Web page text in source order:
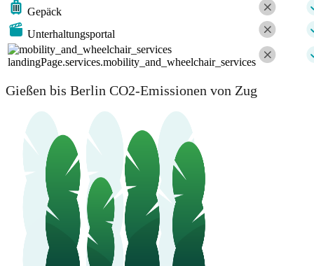
Gepäck
Unterhaltungsportal
landingPage.services.mobility_and_wheelchair_services
Gießen bis Berlin CO2-Emissionen von Zug